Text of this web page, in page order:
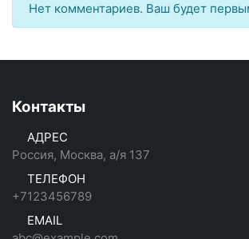
Нет комментариев. Ваш будет
Контакты
АДРЕС
Россия, Москва, а/я 137
ТЕЛЕФОН
+7123456789
EMAIL